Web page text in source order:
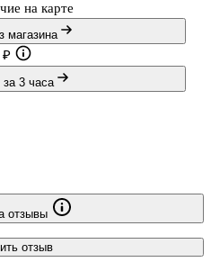
на карте
магазина
₽
за 3 часа
отзывы
отзыв